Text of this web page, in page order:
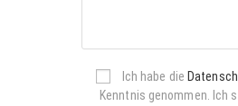
Ich habe die
Kenntnis genommen. Ich